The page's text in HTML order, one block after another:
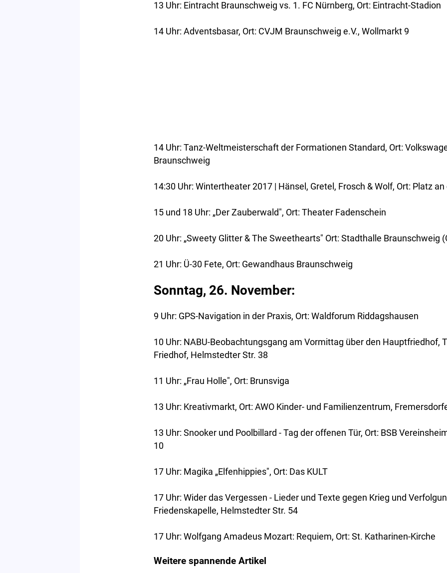
13 Uhr: Eintracht Braunschweig vs. 1. FC Nürnberg, Ort: Eintracht-Stadion
14 Uhr: Adventsbasar, Ort: CVJM Braunschweig e.V., Wollmarkt 9
14 Uhr: Tanz-Weltmeisterschaft der Formationen Standard, Ort:
Braunschweig
14:30 Uhr: Wintertheater 2017 | Hänsel, Gretel, Frosch & Wolf, Ort: Platz
15 und 18 Uhr: „Der Zauberwald", Ort: Theater Fadenschein
20 Uhr: „Sweety Glitter & The Sweethearts" Ort: Stadthalle Braunschweig
21 Uhr: Ü-30 Fete, Ort: Gewandhaus Braunschweig
Sonntag, 26. November:
9 Uhr: GPS-Navigation in der Praxis, Ort: Waldforum Riddagshausen
10 Uhr: NABU-Beobachtungsgang am Vormittag über den Hauptfriedhof,
Friedhof, Helmstedter Str. 38
11 Uhr: „Frau Holle", Ort: Brunsviga
13 Uhr: Kreativmarkt, Ort: AWO Kinder- und Familienzentrum,
13 Uhr: Snooker und Poolbillard - Tag der offenen Tür, Ort: BSB
10
17 Uhr: Magika „Elfenhippies", Ort: Das KULT
17 Uhr: Wider das Vergessen - Lieder und Texte gegen Krieg und
Friedenskapelle, Helmstedter Str. 54
17 Uhr: Wolfgang Amadeus Mozart: Requiem, Ort: St. Katharinen-Kirche
Weitere spannende Artikel